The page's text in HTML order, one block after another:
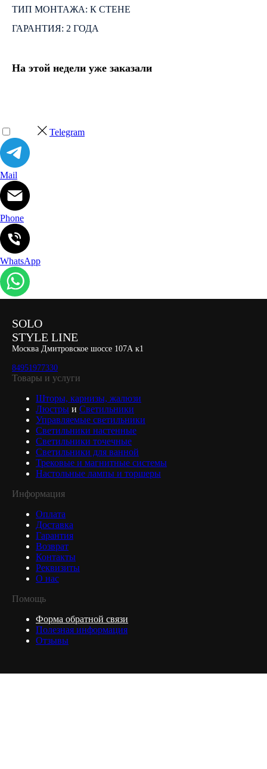
ТИП МОНТАЖА: К СТЕНЕ
ГАРАНТИЯ: 2 ГОДА
На этой недели уже заказали
Telegram
Mail
Phone
WhatsApp
SOLO
STYLE LINE
Москва Дмитровское шоссе 107А к1
84951977330
Товары и услуги
Шторы, карнизы, жалюзи
Люстры и Светильники
Управляемые светильники
Светильники настенные
Светильники точечные
Светильники для ванной
Трековые и магнитные системы
Настольные лампы и торшеры
Информация
Оплата
Доставка
Гарантия
Возврат
Контакты
Реквизиты
О нас
Помощь
Форма обратной связи
Полезная информация
Отзывы